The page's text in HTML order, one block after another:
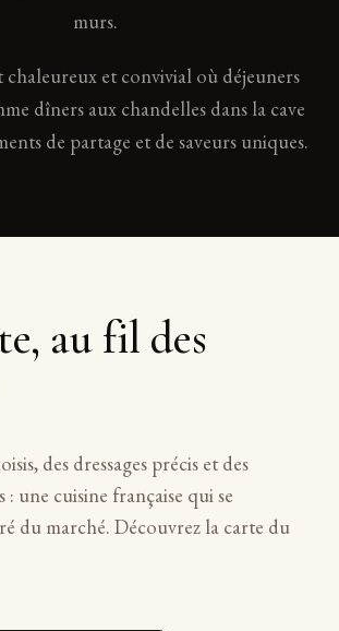
murs.
et convivial où déjeuners
dîners aux chandelles dans la cave
de partage et de saveurs uniques.
au fil des
des dressages précis et des
: une cuisine française qui se
du marché. Découvrez la carte du